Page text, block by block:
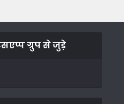
ग्रुप से जुड़े